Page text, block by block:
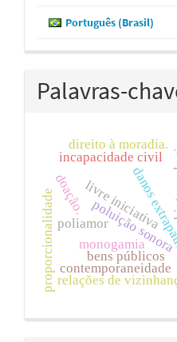
Português (Brasil)
Palavras-
danos
poluição sonora
monogamia
poliamor
incapacidade civil
relações de
direito à moradia.
proporcionalidade livre iniciativa
doação.
bens públicos
contemporaneidade